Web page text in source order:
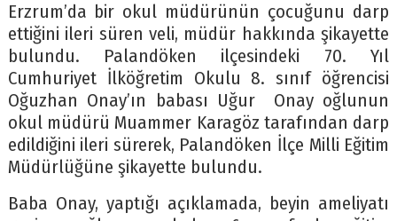
Erzrum’da bir okul müdürünün çocuğunu darp
ettiğini ileri süren veli, müdür hakkında şikayette
bulundu. Palandöken ilçesindeki 70. Yıl
Cumhuriyet İlköğretim Okulu 8. sınıf öğrencisi
Oğuzhan Onay’ın babası Uğur Onay oğlunun
okul müdürü Muammer Karagöz tarafından darp
edildiğini ileri sürerek, Palandöken İlçe Milli Eğitim
Müdürlüğüne şikayette bulundu.
Baba Onay, yaptığı açıklamada, beyin ameliyatı